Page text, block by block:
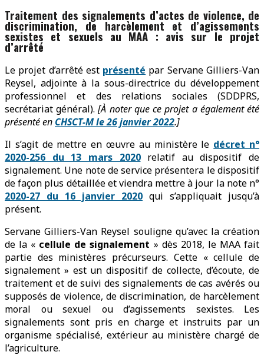
Traitement des signalements d’actes de violence, de
discrimination, de harcèlement et d’agissements
sexistes et sexuels au MAA : avis sur le projet
d’arrêté
Le projet d’arrêté est présenté par Servane Gilliers-Van
Reysel, adjointe à la sous-directrice du développement
professionnel et des relations sociales (SDDPRS,
secrétariat général).[À noter que ce projet a également été
présenté en CHSCT-M le 26 janvier 2022.]
Il s’agit de mettre en œuvre au ministère le décret n°
2020-256 du 13 mars 2020relatif au dispositif de
signalement. Une note de service présentera le dispositif
de façon plus détaillée et viendra mettre à jour la note n°
2020-27 du 16 janvier 2020 qui s’appliquait jusqu’à
présent.
Servane Gilliers-Van Reysel souligne qu’avec la création
de la « cellule de signalement » dès 2018, le MAA fait
partie des ministères précurseurs. Cette « cellule de
signalement » est un dispositif de collecte, d’écoute, de
traitement et de suivi des signalements de cas avérés ou
supposés de violence, de discrimination, de harcèlement
moral ou sexuel ou d’agissements sexistes. Les
signalements sont pris en charge et instruits par un
organisme spécialisé, extérieur au ministère chargé de
l’agriculture.